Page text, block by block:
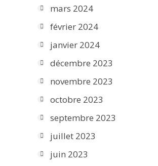
mars 2024
février 2024
janvier 2024
décembre 2023
novembre 2023
octobre 2023
septembre 2023
juillet 2023
juin 2023